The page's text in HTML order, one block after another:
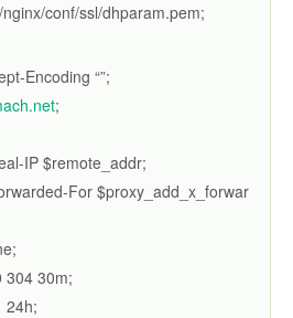
conf/ssl/dhparam.pem;
Encoding “”;
;
IP $remote_addr;
For $proxy_add_x_forwar
304 30m;
24h;